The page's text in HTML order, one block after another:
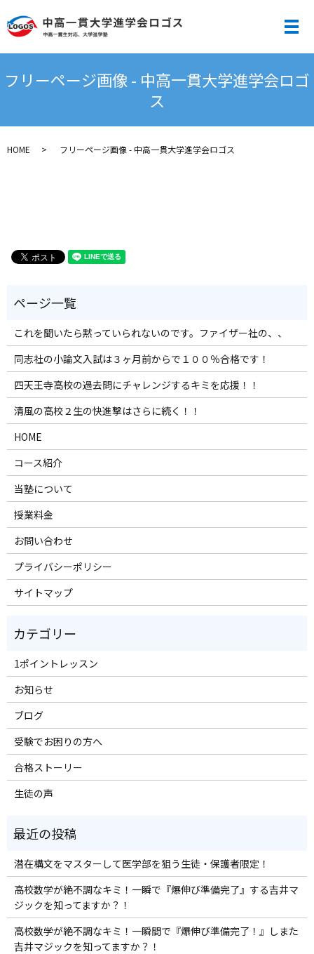
メ
フリーページ画像 - 中高一貫大学進学会ロゴ
ス
HOME フリーページ画像 - 中高一貫大学進学会ロゴス
これを聞いたら黙っていられないのです。ファイザー社の、、
同志社の小論文入試は３ヶ月前からで１００％合格です！
四天王寺高校の過去問にチャレンジするキミを応援！！
清風の高校２生の快進撃はさらに続く！！
HOME
コース紹介
当塾について
授業料金
お問い合わせ
プライバシーポリシー
サイトマップ
1ポイントレッスン
お知らせ
ブログ
受験でお困りの方へ
合格ストーリー
生徒の声
潜在構文をマスターして医学部を狙う生徒・保護者限定！
高校数学が絶不調なキミ！一瞬で『爆伸び準備完了』する吉井マ
ジックを知ってますか？！
高校数学が絶不調なキミ！一瞬間で『爆伸び準備完了！』しまた
吉井マジックを知ってますか？！